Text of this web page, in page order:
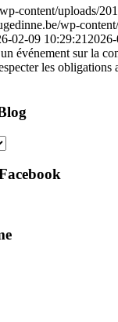
content/uploads/
wp-
02-09 10:29:21
événement sur la
les obligations